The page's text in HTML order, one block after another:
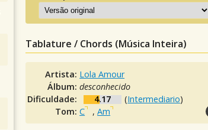
Tablature / Chords (Música Inteira)
Artista: Lola Amour
Álbum:desconhecido
Dificuldade:
4.17 (Intermediario)
Tom:C ,Am